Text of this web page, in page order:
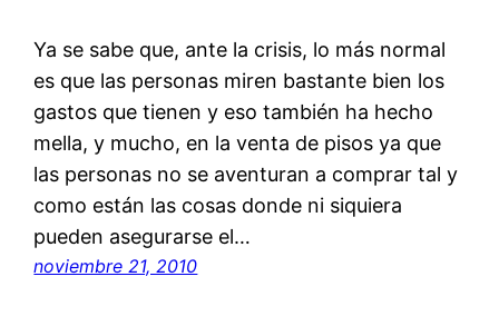
Ya se sabe que, ante la crisis, lo más normal
es que las personas miren bastante bien los
gastos que tienen y eso también ha hecho
mella, y mucho, en la venta de pisos ya que
las personas no se aventuran a comprar tal y
como están las cosas donde ni siquiera
pueden asegurarse el…
noviembre 21, 2010